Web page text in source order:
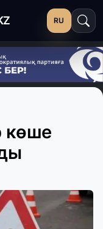
RU
көше